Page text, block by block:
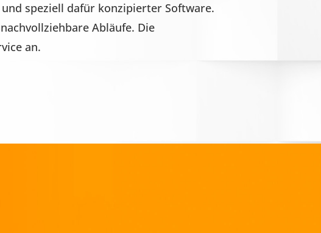
speziell dafür konzipierter Software.
Abläufe. Die
an.